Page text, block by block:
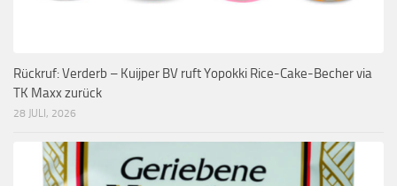
Rückruf: Verderb – Kuijper BV ruft Yopokki Rice-Cake-Becher via
TK Maxx zurück
28 JULI, 2026